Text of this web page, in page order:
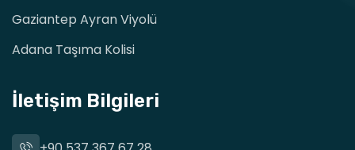
Gaziantep Ayran Viyolü
Adana Taşıma Kolisi
İletişim Bilgileri